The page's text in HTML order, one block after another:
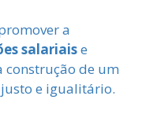
a
salariaise
de um
e igualitário.